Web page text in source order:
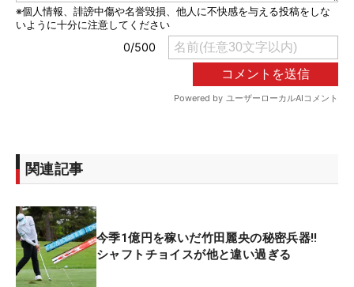
関連記事
今季1億円を稼いだ竹田麗央の秘密兵器‼
シャフトチョイスが他と違い過ぎる